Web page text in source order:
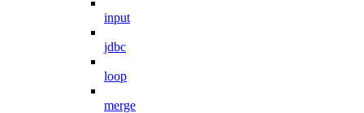
input
jdbc
loop
merge